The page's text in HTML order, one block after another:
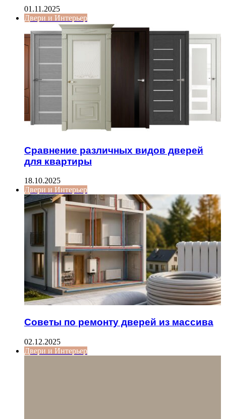
01.11.2025
Двери и Интерьер
Сравнение различных видов дверей
для квартиры
18.10.2025
Двери и Интерьер
Советы по ремонту дверей из массива
02.12.2025
Двери и Интерьер